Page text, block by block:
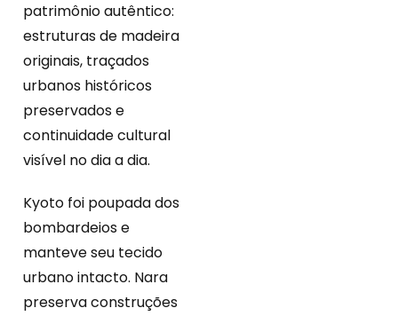
patrimônio autêntico:
estruturas de madeira
originais, traçados
urbanos históricos
preservados e
continuidade cultural
visível no dia a dia.
Kyoto foi poupada dos
bombardeios e
manteve seu tecido
urbano intacto. Nara
preserva construções